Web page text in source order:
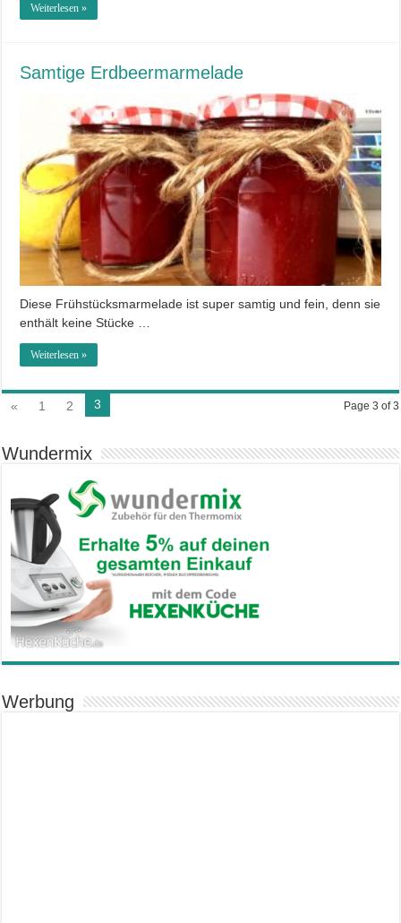
Weiterlesen »
Samtige Erdbeermarmelade
Diese Frühstücksmarmelade ist super samtig und fein, denn sie
enthält keine Stücke …
Weiterlesen »
Page 3 of 3
« 1 2 3
Wundermix
Werbung